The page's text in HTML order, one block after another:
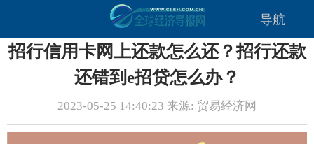
导航
招行信用卡网上还款怎么还？招行还款
还错到e招贷怎么办？
2023-05-25 14:40:23 来源: 贸易经济网